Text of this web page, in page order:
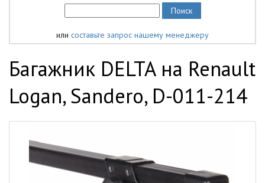
или составьте запрос нашему менеджеру
Багажник DELTA на Renault
Logan, Sandero, D-011-214